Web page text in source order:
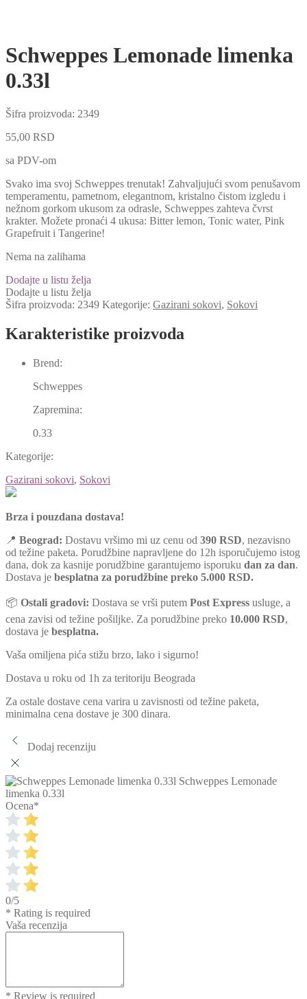
Schweppes Lemonade limenka
0.33l
Šifra proizvoda: 2349
55,00 RSD
sa PDV-om
Svako ima svoj Schweppes trenutak! Zahvaljujući svom penušavom
temperamentu, pametnom, elegantnom, kristalno čistom izgledu i
nežnom gorkom ukusom za odrasle, Schweppes zahteva čvrst
krakter. Možete pronaći 4 ukusa: Bitter lemon, Tonic water, Pink
Grapefruit i Tangerine!
Nema na zalihama
Dodajte u listu želja
Dodajte u listu želja
Šifra proizvoda: 2349 Kategorije: Gazirani sokovi, Sokovi
Karakteristike proizvoda
Brend:
Schweppes
Zapremina:
0.33
Kategorije:
Gazirani sokovi, Sokovi
Brza i pouzdana dostava!
📍 Beograd: Dostavu vršimo mi uz cenu od 390 RSD, nezavisno
od težine paketa. Porudžbine napravljene do 12h isporučujemo istog
dana, dok za kasnije porudžbine garantujemo isporuku dan za dan.
Dostava je besplatna za porudžbine preko 5.000 RSD.
📦 Ostali gradovi: Dostava se vrši putem Post Express usluge, a
cena zavisi od težine pošiljke. Za porudžbine preko 10.000 RSD,
dostava je besplatna.
Vaša omiljena pića stižu brzo, lako i sigurno!
Dostava u roku od 1h za teritoriju Beograda
Za ostale dostave cena varira u zavisnosti od težine paketa,
minimalna cena dostave je 300 dinara.
Dodaj recenziju
Schweppes Lemonade
limenka 0.33l
Ocena*
0/5
* Rating is required
Vaša recenzija
* Review is required